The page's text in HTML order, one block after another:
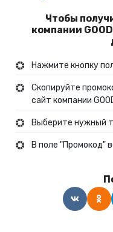
Чтобы
компании
Нажмите кнопку
Скопируйте
сайт компании
Выберите нужный
В поле "Промокод"